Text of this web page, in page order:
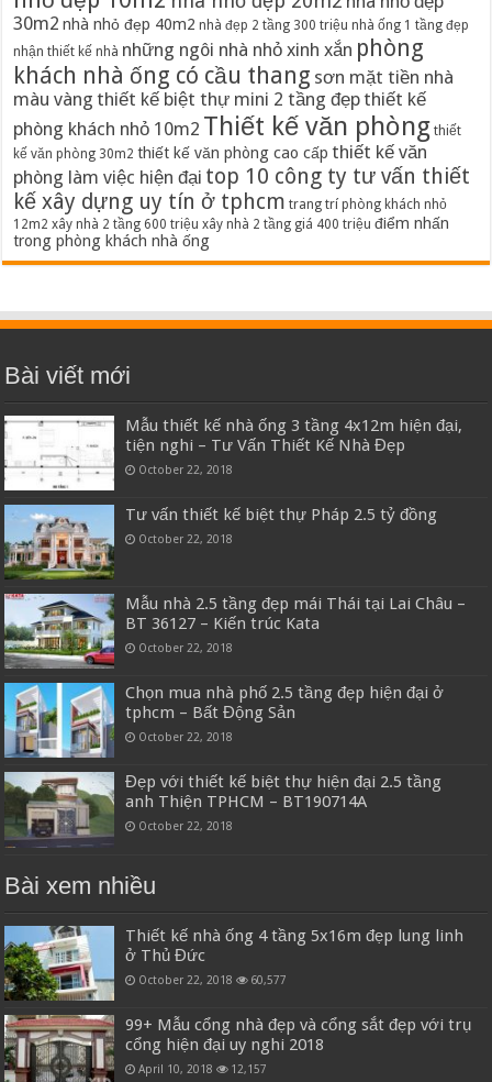
30m2 nhà nhỏ đẹp 40m2 nhà đẹp 2 tầng 300 triệu nhà ống 1 tầng đẹp
nhận thiết kế nhà những ngôi nhà nhỏ xinh xắn phòng
khách nhà ống có cầu thang sơn mặt tiền nhà
màu vàng thiết kế biệt thự mini 2 tầng đẹpthiết kế
phòng khách nhỏ 10m2 Thiết kế văn phòng thiết
kế văn phòng 30m2 thiết kế văn phòng cao cấp thiết kế văn
phòng làm việc hiện đại top 10 công ty tư vấn thiết
kế xây dựng uy tín ở tphcm trang trí phòng khách nhỏ
12m2 xây nhà 2 tầng 600 triệu xây nhà 2 tầng giá 400 triệu điểm nhấn
trong phòng khách nhà ống
Bài viết mới
Mẫu thiết kế nhà ống 3 tầng 4x12m hiện đại,
tiện nghi – Tư Vấn Thiết Kế Nhà Đẹp
October 22, 2018
Tư vấn thiết kế biệt thự Pháp 2.5 tỷ đồng
October 22, 2018
Mẫu nhà 2.5 tầng đẹp mái Thái tại Lai Châu –
BT 36127 – Kiến trúc Kata
October 22, 2018
Chọn mua nhà phố 2.5 tầng đẹp hiện đại ở
tphcm – Bất Động Sản
October 22, 2018
Đẹp với thiết kế biệt thự hiện đại 2.5 tầng
anh Thiện TPHCM – BT190714A
October 22, 2018
Bài xem nhiều
Thiết kế nhà ống 4 tầng 5x16m đẹp lung linh
ở Thủ Đức
October 22, 2018 60,577
99+ Mẫu cổng nhà đẹp và cổng sắt đẹp với trụ
cổng hiện đại uy nghi 2018
April 10, 2018 12,157